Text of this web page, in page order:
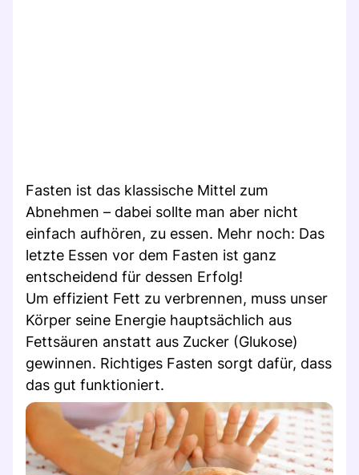
Fasten ist das klassische Mittel zum
Abnehmen – dabei sollte man aber nicht
einfach aufhören, zu essen. Mehr noch: Das
letzte Essen vor dem Fasten ist ganz
entscheidend für dessen Erfolg!
Um effizient Fett zu verbrennen, muss unser
Körper seine Energie hauptsächlich aus
Fettsäuren anstatt aus Zucker (Glukose)
gewinnen. Richtiges Fasten sorgt dafür, dass
das gut funktioniert.